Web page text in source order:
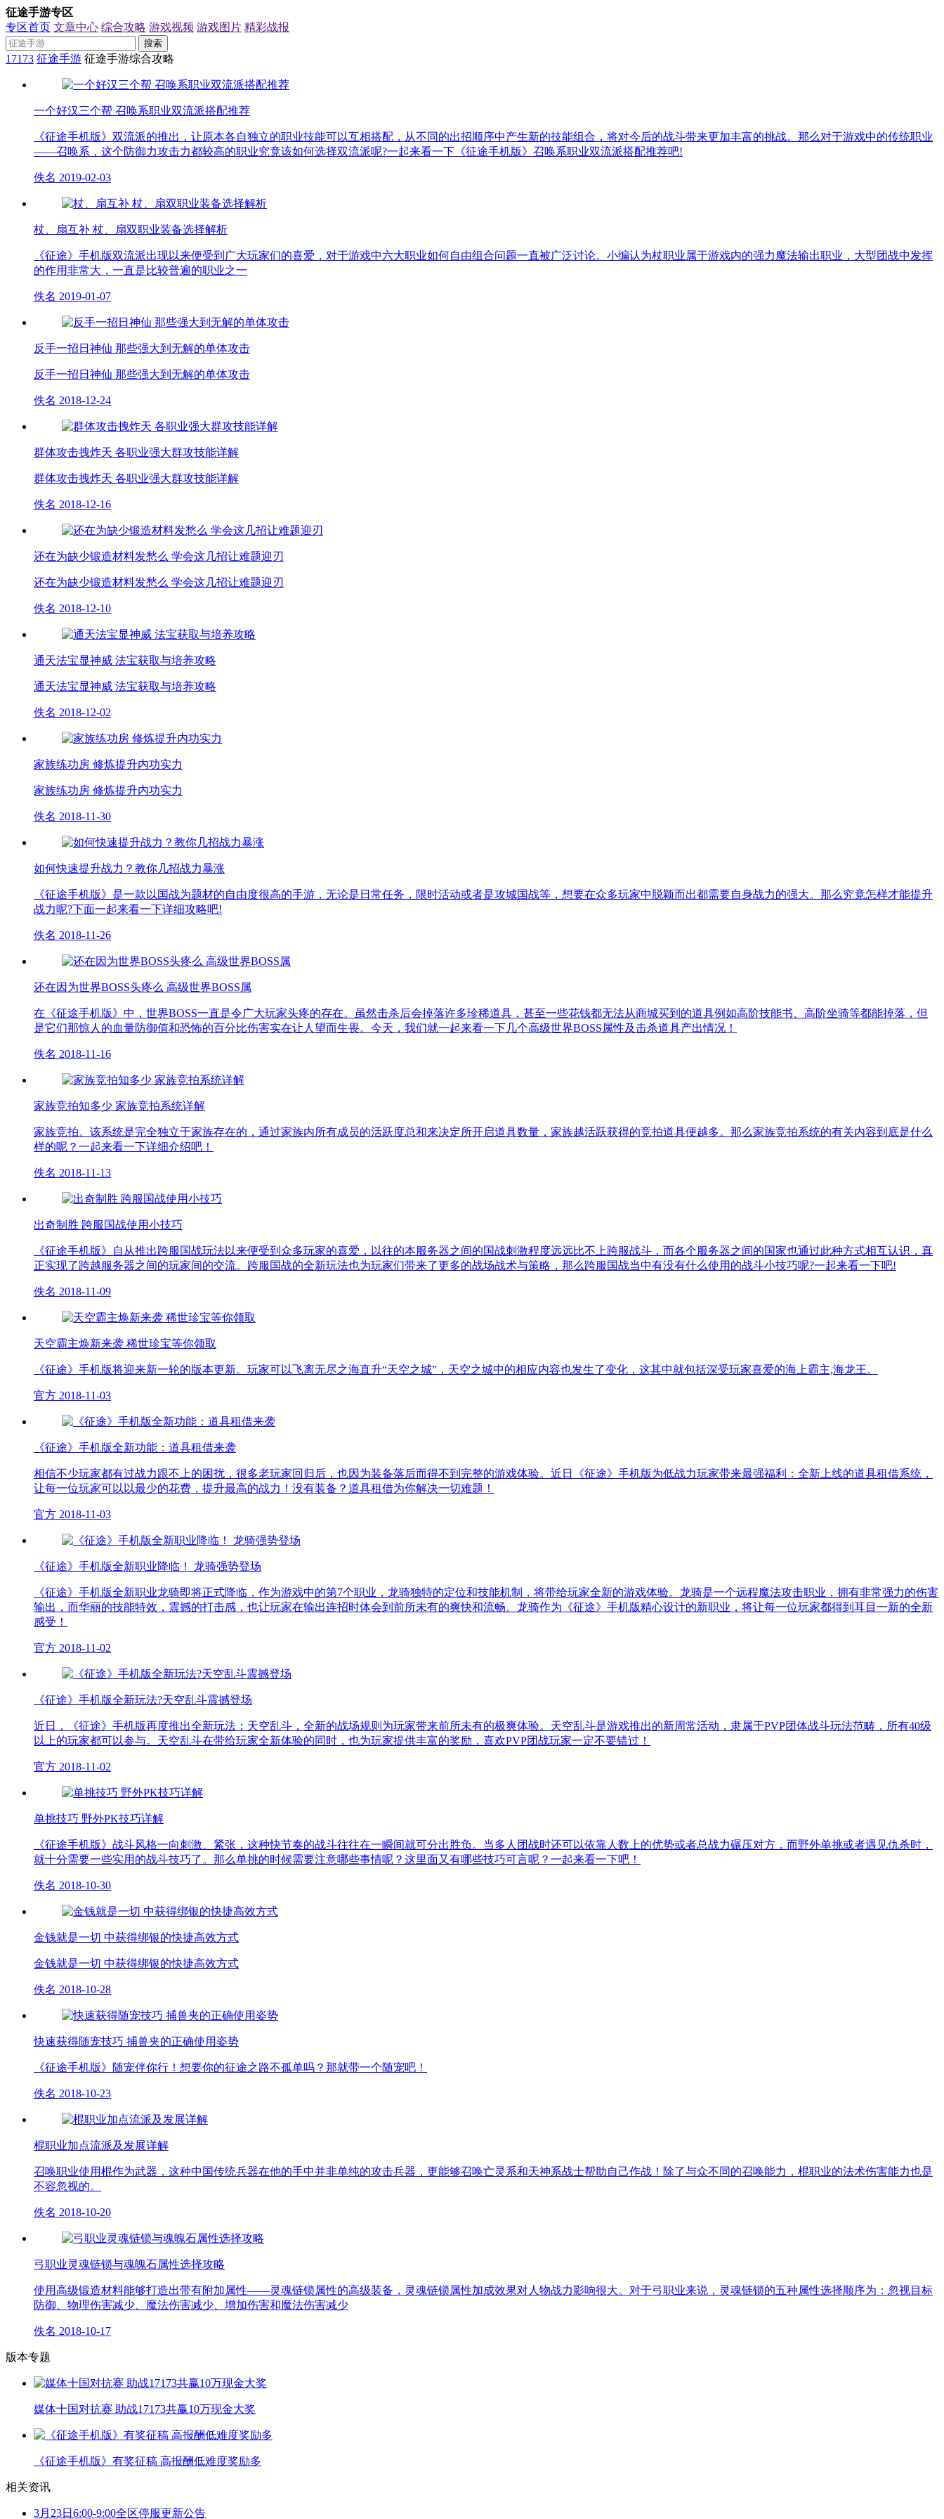
征途手游专区
专区首页 文章中心 综合攻略 游戏视频 游戏图片 精彩战报
搜索
17173 征途手游 征途手游综合攻略
一个好汉三个帮 召唤系职业双流派搭配推荐
《征途手机版》双流派的推出，让原本各自独立的职业技能可以互相搭配，从不同的出招顺序中产生新的技能组合，将对今后的战斗带来更加丰富的挑战。那么对于游戏中的传统职业
——召唤系，这个防御力攻击力都较高的职业究竟该如何选择双流派呢?一起来看一下《征途手机版》召唤系职业双流派搭配推荐吧!
佚名 2019-02-03
杖、扇互补 杖、扇双职业装备选择解析
《征途》手机版双流派出现以来便受到广大玩家们的喜爱，对于游戏中六大职业如何自由组合问题一直被广泛讨论。小编认为杖职业属于游戏内的强力魔法输出职业，大型团战中发挥
的作用非常大，一直是比较普遍的职业之一
佚名 2019-01-07
反手一招日神仙 那些强大到无解的单体攻击
反手一招日神仙 那些强大到无解的单体攻击
佚名 2018-12-24
群体攻击拽炸天 各职业强大群攻技能详解
群体攻击拽炸天 各职业强大群攻技能详解
佚名 2018-12-16
还在为缺少锻造材料发愁么 学会这几招让难题迎刃
还在为缺少锻造材料发愁么 学会这几招让难题迎刃
佚名 2018-12-10
通天法宝显神威 法宝获取与培养攻略
通天法宝显神威 法宝获取与培养攻略
佚名 2018-12-02
家族练功房 修炼提升内功实力
家族练功房 修炼提升内功实力
佚名 2018-11-30
如何快速提升战力？教你几招战力暴涨
《征途手机版》是一款以国战为题材的自由度很高的手游，无论是日常任务，限时活动或者是攻城国战等，想要在众多玩家中脱颖而出都需要自身战力的强大。那么究竟怎样才能提升
战力呢?下面一起来看一下详细攻略吧!
佚名 2018-11-26
还在因为世界BOSS头疼么 高级世界BOSS属
在《征途手机版》中，世界BOSS一直是令广大玩家头疼的存在。虽然击杀后会掉落许多珍稀道具，甚至一些花钱都无法从商城买到的道具例如高阶技能书、高阶坐骑等都能掉落，但
是它们那惊人的血量防御值和恐怖的百分比伤害实在让人望而生畏。今天，我们就一起来看一下几个高级世界BOSS属性及击杀道具产出情况！
佚名 2018-11-16
家族竞拍知多少 家族竞拍系统详解
家族竞拍。该系统是完全独立于家族存在的，通过家族内所有成员的活跃度总和来决定所开启道具数量，家族越活跃获得的竞拍道具便越多。那么家族竞拍系统的有关内容到底是什么
样的呢？一起来看一下详细介绍吧！
佚名 2018-11-13
出奇制胜 跨服国战使用小技巧
《征途手机版》自从推出跨服国战玩法以来便受到众多玩家的喜爱，以往的本服务器之间的国战刺激程度远远比不上跨服战斗，而各个服务器之间的国家也通过此种方式相互认识，真
正实现了跨越服务器之间的玩家间的交流。跨服国战的全新玩法也为玩家们带来了更多的战场战术与策略，那么跨服国战当中有没有什么使用的战斗小技巧呢?一起来看一下吧!
佚名 2018-11-09
天空霸主焕新来袭 稀世珍宝等你领取
《征途》手机版将迎来新一轮的版本更新。玩家可以飞离无尽之海直升“天空之城”，天空之城中的相应内容也发生了变化，这其中就包括深受玩家喜爱的海上霸主,海龙王。
官方 2018-11-03
《征途》手机版全新功能：道具租借来袭
相信不少玩家都有过战力跟不上的困扰，很多老玩家回归后，也因为装备落后而得不到完整的游戏体验。近日《征途》手机版为低战力玩家带来最强福利：全新上线的道具租借系统，
让每一位玩家可以以最少的花费，提升最高的战力！没有装备？道具租借为你解决一切难题！
官方 2018-11-03
《征途》手机版全新职业降临！ 龙骑强势登场
《征途》手机版全新职业龙骑即将正式降临，作为游戏中的第7个职业，龙骑独特的定位和技能机制，将带给玩家全新的游戏体验。龙骑是一个远程魔法攻击职业，拥有非常强力的伤害
输出，而华丽的技能特效，震撼的打击感，也让玩家在输出连招时体会到前所未有的爽快和流畅。龙骑作为《征途》手机版精心设计的新职业，将让每一位玩家都得到耳目一新的全新
感受！
官方 2018-11-02
《征途》手机版全新玩法?天空乱斗震撼登场
近日，《征途》手机版再度推出全新玩法：天空乱斗，全新的战场规则为玩家带来前所未有的极爽体验。天空乱斗是游戏推出的新周常活动，隶属于PVP团体战斗玩法范畴，所有40级
以上的玩家都可以参与。天空乱斗在带给玩家全新体验的同时，也为玩家提供丰富的奖励，喜欢PVP团战玩家一定不要错过！
官方 2018-11-02
单挑技巧 野外PK技巧详解
《征途手机版》战斗风格一向刺激、紧张，这种快节奏的战斗往往在一瞬间就可分出胜负。当多人团战时还可以依靠人数上的优势或者总战力碾压对方，而野外单挑或者遇见仇杀时，
就十分需要一些实用的战斗技巧了。那么单挑的时候需要注意哪些事情呢？这里面又有哪些技巧可言呢？一起来看一下吧！
佚名 2018-10-30
金钱就是一切 中获得绑银的快捷高效方式
金钱就是一切 中获得绑银的快捷高效方式
佚名 2018-10-28
快速获得随宠技巧 捕兽夹的正确使用姿势
《征途手机版》随宠伴你行！想要你的征途之路不孤单吗？那就带一个随宠吧！
佚名 2018-10-23
棍职业加点流派及发展详解
召唤职业使用棍作为武器，这种中国传统兵器在他的手中并非单纯的攻击兵器，更能够召唤亡灵系和天神系战士帮助自己作战！除了与众不同的召唤能力，棍职业的法术伤害能力也是
不容忽视的。
佚名 2018-10-20
弓职业灵魂链锁与魂魄石属性选择攻略
使用高级锻造材料能够打造出带有附加属性——灵魂链锁属性的高级装备，灵魂链锁属性加成效果对人物战力影响很大。对于弓职业来说，灵魂链锁的五种属性选择顺序为：忽视目标
防御、物理伤害减少、魔法伤害减少、增加伤害和魔法伤害减少
佚名 2018-10-17
版本专题
媒体十国对抗赛 助战17173共赢10万现金大奖
《征途手机版》有奖征稿 高报酬低难度奖励多
相关资讯
3月23日6:00-9:00全区停服更新公告